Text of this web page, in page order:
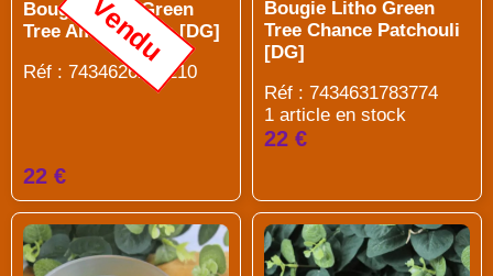
Bougie Litho Green
Tree Amour Rose [DG]
Réf : 7434626296210
Vendu
22 €
Bougie Litho Green
Tree Chance Patchouli
[DG]
Réf : 7434631783774
1 article en stock
22 €